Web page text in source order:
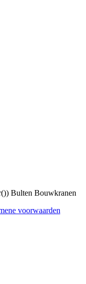
Bulten Bouwkranen
voorwaarden